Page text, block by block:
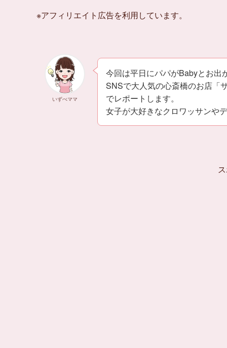
※アフィリエイト広告を利用しています。
いずべママ
今回は平日にパパがBabyとお出
SNSで大人気の心斎橋のお店「
でレポートします。
女子が大好きなクロワッサンや